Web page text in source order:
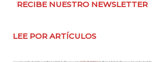
RECIBE NUESTRO NEWSLETTER
LEE POR ARTÍCULOS